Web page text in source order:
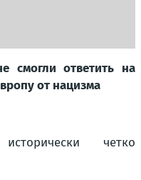
смогли ответить на
от нацизма
четко